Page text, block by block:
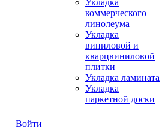
коммерческого
линолеума
Укладка
виниловой и
кварцвиниловой
плитки
Укладка ламината
Укладка
паркетной доски
Войти